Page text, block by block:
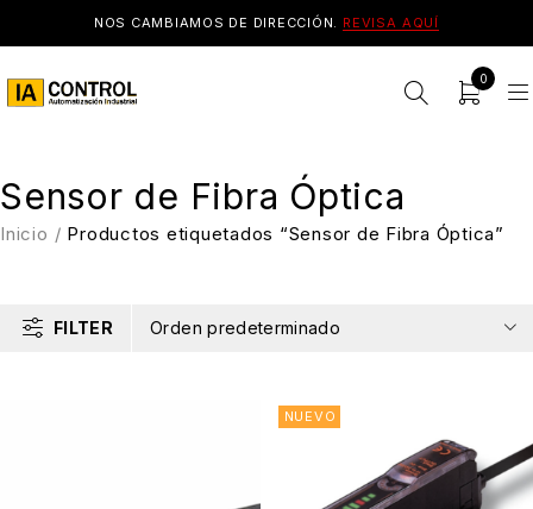
NOS CAMBIAMOS DE DIRECCIÓN. REVISA AQUÍ
0
Sensor de Fibra Óptica
Inicio / Productos etiquetados “Sensor de Fibra Óptica”
FILTER Orden predeterminado
NUEVO